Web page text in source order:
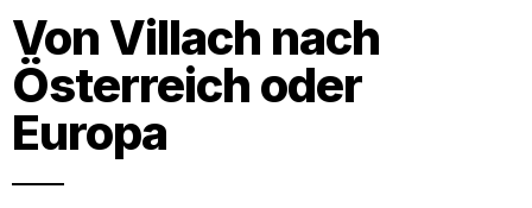
Von Villach nach
Österreich oder
Europa